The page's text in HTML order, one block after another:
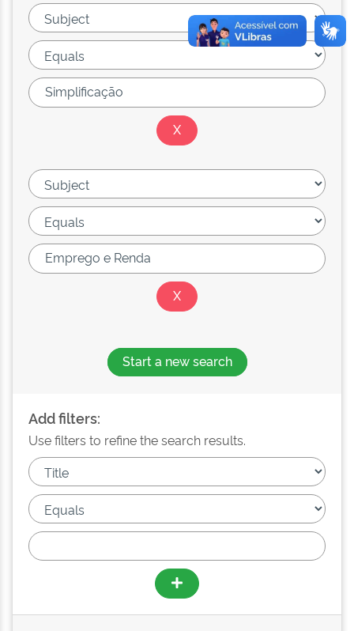
Start a new search
Add filters:
Use filters to refine the search results.